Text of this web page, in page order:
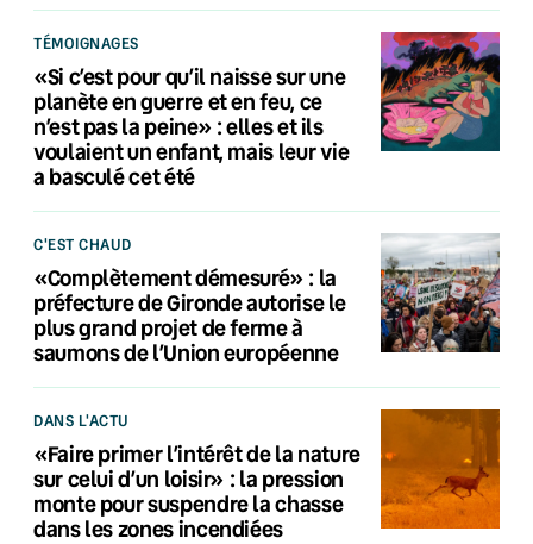
TÉMOIGNAGES
«Si c’est pour qu’il naisse sur une
planète en guerre et en feu, ce
n’est pas la peine» : elles et ils
voulaient un enfant, mais leur vie
a basculé cet été
C'EST CHAUD
«Complètement démesuré» : la
préfecture de Gironde autorise le
plus grand projet de ferme à
saumons de l’Union européenne
DANS L'ACTU
«Faire primer l’intérêt de la nature
sur celui d’un loisir» : la pression
monte pour suspendre la chasse
dans les zones incendiées